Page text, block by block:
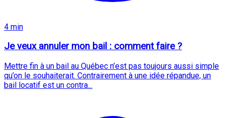
4 min
Je veux annuler mon bail : comment faire ?
Mettre fin à un bail au Québec n’est pas toujours aussi simple
qu’on le souhaiterait. Contrairement à une idée répandue, un
bail locatif est un contra...